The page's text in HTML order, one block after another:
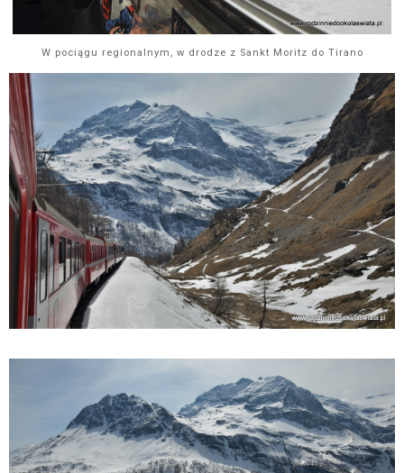
W pociągu regionalnym, w drodze z Sankt Moritz do Tirano